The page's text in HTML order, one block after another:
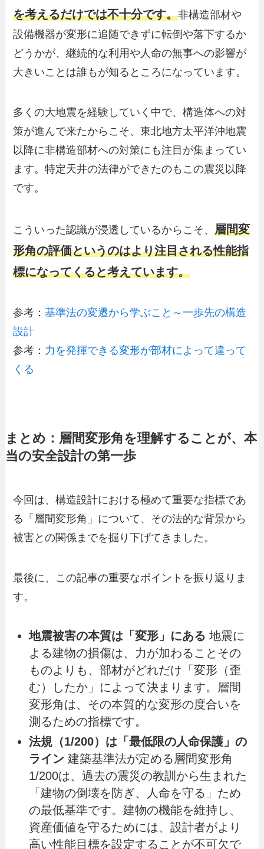
を考えるだけでは不十分です。非構造部材や
設備機器が変形に追随できずに転倒や落下するか
どうかが、継続的な利用や人命の無事への影響が
大きいことは誰もが知るところになっています。
多くの大地震を経験していく中で、構造体への対
策が進んで来たからこそ、東北地方太平洋沖地震
以降に非構造部材への対策にも注目が集まってい
ます。特定天井の法律ができたのもこの震災以降
です。
こういった認識が浸透しているからこそ、層間変
形角の評価というのはより注目される性能指
標になってくると考えています。
参考：基準法の変遷から学ぶこと～一歩先の構造
設計
参考： 力を発揮できる変形が部材によって違って
くる
まとめ：層間変形角を理解することが、本
当の安全設計の第一歩
今回は、構造設計における極めて重要な指標であ
る「層間変形角」について、その法的な背景から
被害との関係までを掘り下げてきました。
最後に、この記事の重要なポイントを振り返りま
す。
地震被害の本質は「変形」にある 地震に
よる建物の損傷は、力が加わることその
ものよりも、部材がどれだけ「変形（歪
む）したか」によって決まります。層間
変形角は、その本質的な変形の度合いを
測るための指標です。
法規（1/200）は「最低限の人命保護」の
ライン 建築基準法が定める層間変形角
1/200は、過去の震災の教訓から生まれた
「建物の倒壊を防ぎ、人命を守る」ため
の最低基準です。建物の機能を維持し、
資産価値を守るためには、設計者がより
高い性能目標を設定することが不可欠で